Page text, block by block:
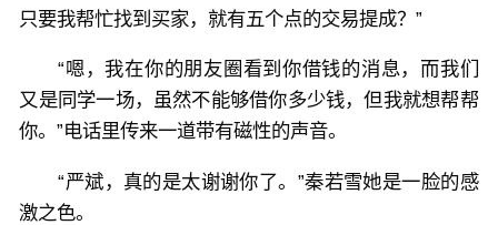
只要我帮忙找到买家，就有五个点的交易提成？”
“嗯，我在你的朋友圈看到你借钱的消息，而我们
又是同学一场，虽然不能够借你多少钱，但我就想帮帮
你。”电话里传来一道带有磁性的声音。
“严斌，真的是太谢谢你了。”秦若雪她是一脸的感
激之色。